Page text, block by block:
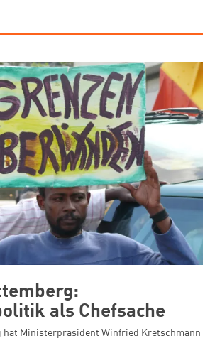
als Chefsache
hat Ministerpräsident Winfried Kretschmann